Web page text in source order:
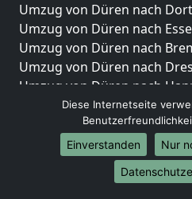
Umzug von Düren nach
Umzug von Düren nach
Umzug von Düren nach
Umzug von Düren nach
Umzug von Düren nach
Umzug von Düren nach
Umzug von Düren nach
Umzug von Düren nach
Umzug von Düren nach
Umzug von Düren nach
Diese Internetseite
Einverstanden
Nur